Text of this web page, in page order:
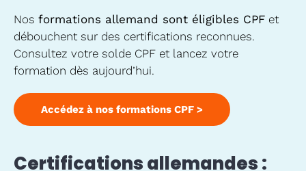
Nos formations allemand sont éligibles CPFet
débouchent sur des certifications reconnues.
Consultez votre solde CPF et lancez votre
formation dès aujourd’hui.
Accédez à nos formations CPF >
Certifications allemandes :